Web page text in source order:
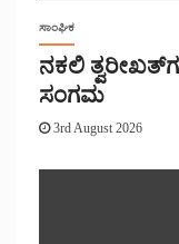
ಸಾಂಘಿಕ
ನಕಲಿ
ಸಂಗಮ
3rd August 2026